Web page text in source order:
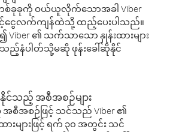
ခုခုကို ဝယ်ယူလိုက်သောအခါ Viber
ငွေလက်ကျန်ထဲသို့ ထည့်ပေးပါသည်။
၏ သက်သာသော နှုန်းထားများ
ည်သည့်နံပါတ်သို့မဆို ဖုန်းခေါ်ဆိုနိုင်
နိုင်သည့် အစီအစဉ်များ
အစီအစဉ်ဖြင့် သင်သည် Viber ၏
များဖြင့် ရက် ၃၀ အတွင်း သင်